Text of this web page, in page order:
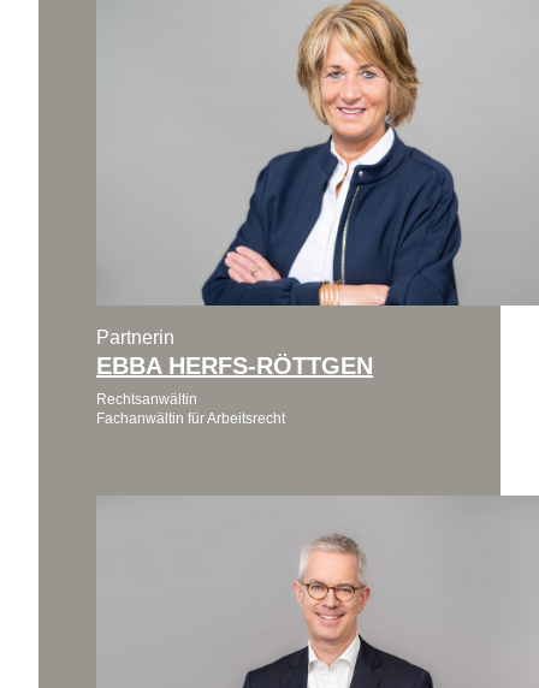
Partnerin
EBBA HERFS-RÖTTGEN
Rechtsanwältin
Fachanwältin für Arbeitsrecht